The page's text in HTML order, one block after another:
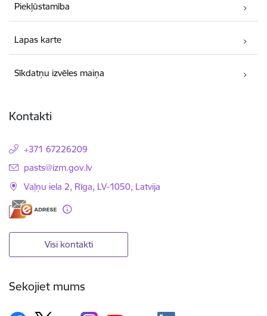
Piekļūstamība
Lapas karte
Sīkdatņu izvēles maiņa
Kontakti
+371 67226209
E-pasts:
pasts@izm.gov.lv
Vaļņu iela 2, Rīga, LV-1050, Latvija
Visi kontakti
Sekojiet mums